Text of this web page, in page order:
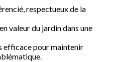
respectueux de la
valeur du jardin dans une
efficace pour maintenir